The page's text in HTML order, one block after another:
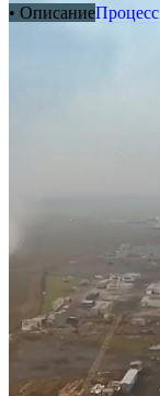
• ОписаниеПроцесс